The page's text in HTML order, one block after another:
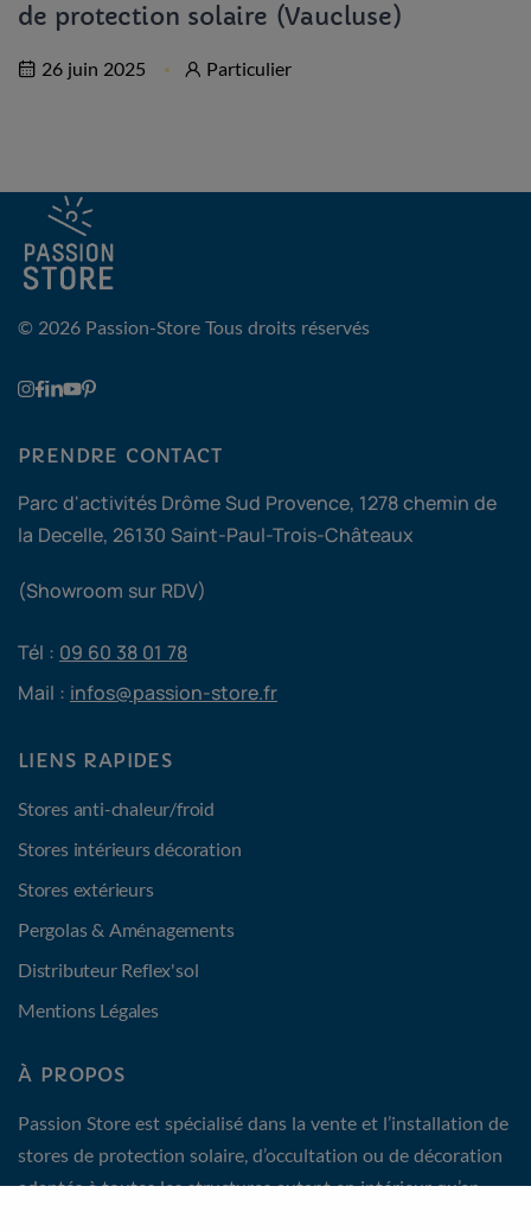
de protection solaire (Vaucluse)
26 juin 2025 Particulier
© 2026 Passion-Store Tous droits réservés
PRENDRE CONTACT
Parc d'activités Drôme Sud Provence, 1278 chemin de
la Decelle, 26130 Saint-Paul-Trois-Châteaux
(Showroom sur RDV)
Tél : 09 60 38 01 78
Mail : infos@passion-store.fr
LIENS RAPIDES
Stores anti-chaleur/froid
Stores intérieurs décoration
Stores extérieurs
Pergolas & Aménagements
Distributeur Reflex'sol
Mentions Légales
À PROPOS
Passion Store est spécialisé dans la vente et l’installation de
stores de protection solaire, d’occultation ou de décoration
adaptés à toutes les structures autant en intérieur qu’en